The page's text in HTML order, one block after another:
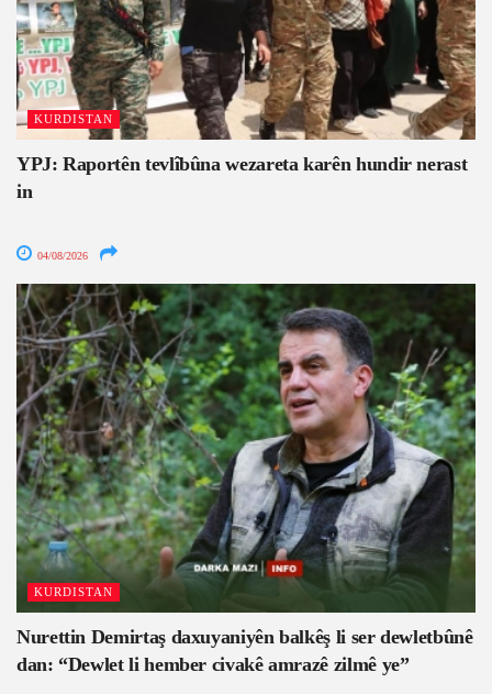
KURDISTAN
YPJ: Raportên tevlîbûna wezareta karên hundir nerast
in
04/08/2026
KURDISTAN
Nurettin Demirtaş daxuyaniyên balkêş li ser dewletbûnê
dan: “Dewlet li hember civakê amrazê zilmê ye”